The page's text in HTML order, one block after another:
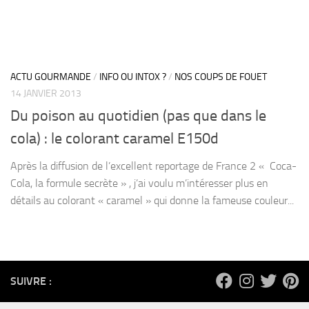
ACTU GOURMANDE / INFO OU INTOX ?/ NOS COUPS DE FOUET
14 JANVIER 2013
Du poison au quotidien (pas que dans le
cola) : le colorant caramel E150d
Après la diffusion de l’excellent reportage de France 2 « Coca-
Cola, la formule secrète » , j’ai voulu m’intéresser plus en
détails au colorant « caramel » qui donne la fameuse couleur...
SUIVRE :